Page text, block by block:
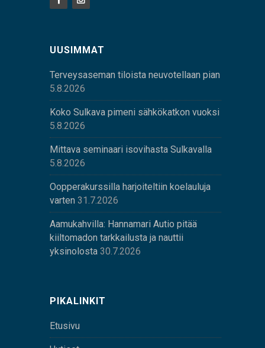
UUSIMMAT
Terveysaseman tiloista neuvotellaan pian
5.8.2026
Koko Sulkava pimeni sähkökatkon vuoksi
5.8.2026
Mittava seminaari isovihasta Sulkavalla
5.8.2026
Oopperakurssilla harjoiteltiin koelauluja
varten 31.7.2026
Aamukahvilla: Hannamari Autio pitää
kiiltomadon tarkkailusta ja nauttii
yksinolosta 30.7.2026
PIKALINKIT
Etusivu